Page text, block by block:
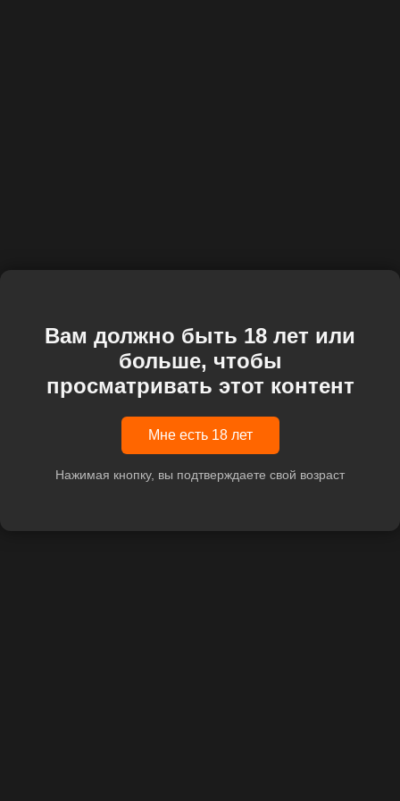
Вам должно быть 18 лет или
больше, чтобы
просматривать этот контент
Мне есть 18 лет
Нажимая кнопку, вы подтверждаете свой возраст